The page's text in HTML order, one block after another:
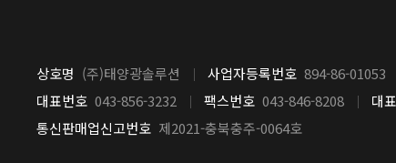
상호명 (주)태양광솔루션 ｜ 사업자등록번호 894-86-01053
대표번호 043-856-3232 ｜ 팩스번호 043-846-8208 ｜ 대
통신판매업신고번호 제2021-충북충주-0064호